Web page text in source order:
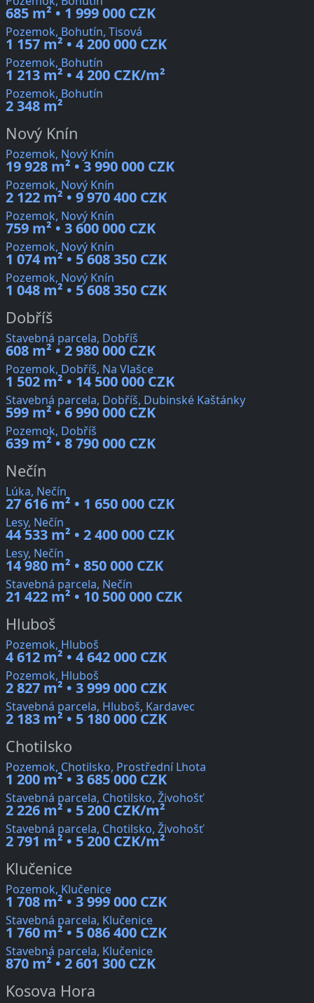
685 m² • 1 999 000 CZK
Pozemok, Bohutín, Tisová
1 157 m² • 4 200 000 CZK
Pozemok, Bohutín
1 213 m² • 4 200 CZK/m²
Pozemok, Bohutín
2 348 m²
Nový Knín
Pozemok, Nový Knín
19 928 m² • 3 990 000 CZK
Pozemok, Nový Knín
2 122 m² • 9 970 400 CZK
Pozemok, Nový Knín
759 m² • 3 600 000 CZK
Pozemok, Nový Knín
1 074 m² • 5 608 350 CZK
Pozemok, Nový Knín
1 048 m² • 5 608 350 CZK
Dobříš
Stavebná parcela, Dobříš
608 m² • 2 980 000 CZK
Pozemok, Dobříš, Na Vlašce
1 502 m² • 14 500 000 CZK
Stavebná parcela, Dobříš, Dubinské Kaštánky
599 m² • 6 990 000 CZK
Pozemok, Dobříš
639 m² • 8 790 000 CZK
Nečín
Lúka, Nečín
27 616 m² • 1 650 000 CZK
Lesy, Nečín
44 533 m² • 2 400 000 CZK
Lesy, Nečín
14 980 m² • 850 000 CZK
Stavebná parcela, Nečín
21 422 m² • 10 500 000 CZK
Hluboš
Pozemok, Hluboš
4 612 m² • 4 642 000 CZK
Pozemok, Hluboš
2 827 m² • 3 999 000 CZK
Stavebná parcela, Hluboš, Kardavec
2 183 m² • 5 180 000 CZK
Chotilsko
Pozemok, Chotilsko, Prostřední Lhota
1 200 m² • 3 685 000 CZK
Stavebná parcela, Chotilsko, Živohošť
2 226 m² • 5 200 CZK/m²
Stavebná parcela, Chotilsko, Živohošť
2 791 m² • 5 200 CZK/m²
Klučenice
Pozemok, Klučenice
1 708 m² • 3 999 000 CZK
Stavebná parcela, Klučenice
1 760 m² • 5 086 400 CZK
Stavebná parcela, Klučenice
870 m² • 2 601 300 CZK
Kosova Hora